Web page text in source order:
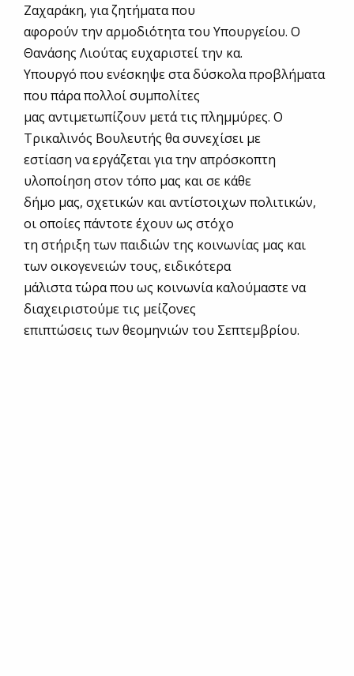
Ζαχαράκη, για ζητήματα που
αφορούν την αρμοδιότητα του Υπουργείου. Ο
Θανάσης Λιούτας ευχαριστεί την κα.
Υπουργό που ενέσκηψε στα δύσκολα προβλήματα
που πάρα πολλοί συμπολίτες
μας αντιμετωπίζουν μετά τις πλημμύρες. Ο
Τρικαλινός Βουλευτής θα συνεχίσει με
εστίαση να εργάζεται για την απρόσκοπτη
υλοποίηση στον τόπο μας και σε κάθε
δήμο μας, σχετικών και αντίστοιχων πολιτικών,
οι οποίες πάντοτε έχουν ως στόχο
τη στήριξη των παιδιών της κοινωνίας μας και
των οικογενειών τους, ειδικότερα
μάλιστα τώρα που ως κοινωνία καλούμαστε να
διαχειριστούμε τις μείζονες
επιπτώσεις των θεομηνιών του Σεπτεμβρίου.